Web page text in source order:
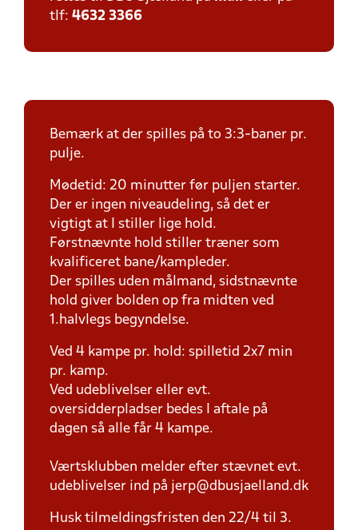
tlf: 4632 3366
Bemærk at der spilles på to 3:3-baner pr.
pulje.
Mødetid: 20 minutter før puljen starter.
Der er ingen niveaudeling, så det er
vigtigt at I stiller lige hold.
Førstnævnte hold stiller træner som
kvalificeret bane/kampleder.
Der spilles uden målmand, sidstnævnte
hold giver bolden op fra midten ved
1.halvlegs begyndelse.
Ved 4 kampe pr. hold: spilletid 2x7 min
pr. kamp.
Ved udeblivelser eller evt.
oversidderpladser bedes I aftale på
dagen så alle får 4 kampe.
Værtsklubben melder efter stævnet evt.
udeblivelser ind på jerp@dbusjaelland.dk
Husk tilmeldingsfristen den 22/4 til 3.